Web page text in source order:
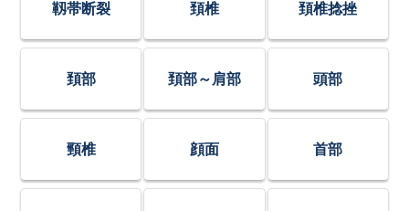
靱帯断裂 頚椎 頚椎捻挫
頚部 頚部～肩部 頭部
頸椎 顔面 首部